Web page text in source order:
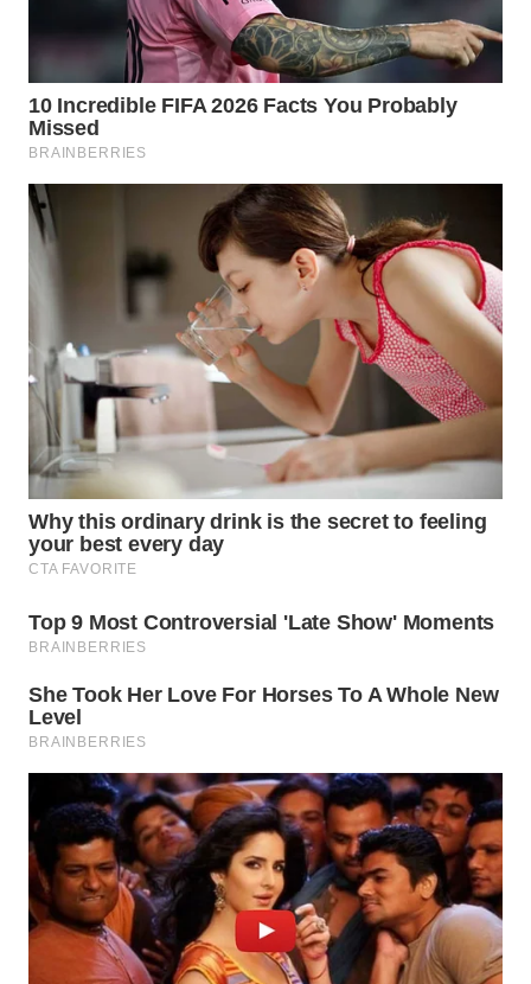
SUMEDANG
WN
CIANJUR
KEPULAUAN
WN
BINJAI
WN
CIREBON
WN
WN
WN
MAJALENGKA
WN
SUBANG
WN
SUKABUMI